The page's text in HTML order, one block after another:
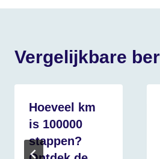
Vergelijkbare
Hoeveel km
is 100000
stappen?